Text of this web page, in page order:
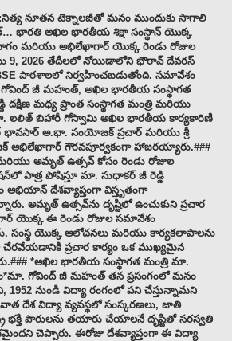
నూతన టెక్నాలజీతో మనం ముందుకు సాగాలి
భారతి అఖిల భారతీయ శిక్షా సంస్థాన్ యొక్క
మరియు అభిలేఖాగార్ యొక్క రెండు రోజుల
9, 2026 తేదీలలో నోయిడాలోని భౌరావ్ దేవరస్
పాఠశాలలో నిర్వహించబడుతోంది. సమావేశం
జీ మహంత్, అఖిల భారతీయ సంస్థాగత
దక్షిణ మధ్య ప్రాంత సంస్థాగత మంత్రి మరియు
మా. లలిత్ బిహారీ గోస్వామి అఖిల భారతీయ కార్యకారిణి
భావసార్ అ.భా. సంయోజక్ ప్రచార్ మరియు శ్రీ
అభిలేఖాగార్ గౌరవపూర్వకంగా హాజరయ్యారు.###
అమృత్ ఉత్సవ్ కోసం రెండు రోజుల
పాత్ర పోషిస్తూ మా. సుధాకర్ జీ రెడ్డి
దేశవ్యాప్తంగా విస్తృతంగా
అమృత్ ఉత్సవ్‌ను దృష్టిలో ఉంచుకుని ప్రచార
యొక్క ఈ రెండు రోజుల సమావేశం
సంస్థ యొక్క ఆలోచనలు మరియు కార్యకలాపాలను
ప్రచార కార్యం ఒక ముఖ్యమైన
*అఖిల భారతీయ సంస్థాగత మంత్రి మా.
గోవింద్ జీ మహంత్ తన ప్రసంగంలో మనం
1952 నుండి విద్యా రంగంలో పని చేస్తున్నామని
దేశ విద్యా వ్యవస్థలో సంస్కరణలు, జాతి
భక్తి పౌరులను తయారు చేయాలనే దృష్టితో సరస్వతి
చెప్పారు. ఈరోజు దేశవ్యాప్తంగా ఈ విద్యా